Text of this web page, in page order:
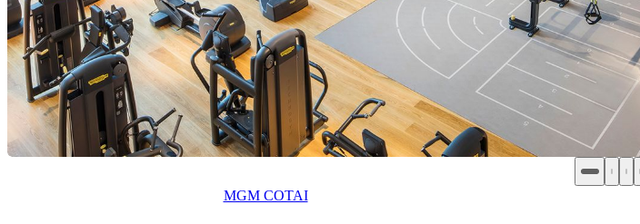
MGM COTAI